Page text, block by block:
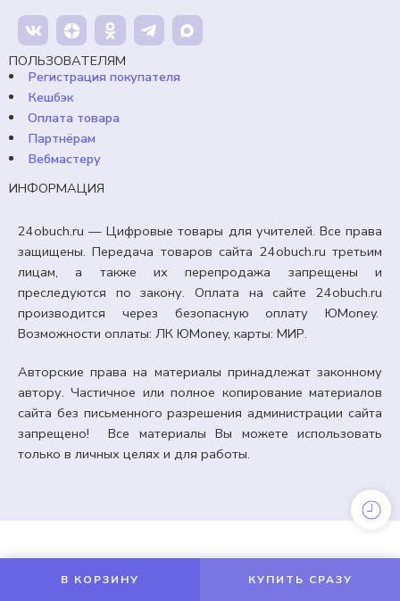
Продавец:24obuch.ru
Оформление доски к 1 сентября «День знаний» +
ручки. Редактируемый.
ПОЛЬЗОВАТЕЛЯМ
Регистрация покупателя
Кешбэк
Оплата товара
Партнёрам
Вебмастеру
ИНФОРМАЦИЯ
24obuch.ru — Цифровые товары для учителей. Все права
защищены. Передача товаров сайта 24obuch.ru третьим
лицам, а также их перепродажа запрещены и
преследуются по закону. Оплата на сайте 24obuch.ru
производится через безопасную оплату ЮMoney.
Возможности оплаты: ЛК ЮMoney, карты: МИР.
Авторские права на материалы принадлежат законному
автору. Частичное или полное копирование материалов
сайта без письменного разрешения администрации сайта
запрещено! Все материалы Вы можете использовать
только в личных целях и для работы.
В КОРЗИНУ КУПИТЬ СРАЗУ